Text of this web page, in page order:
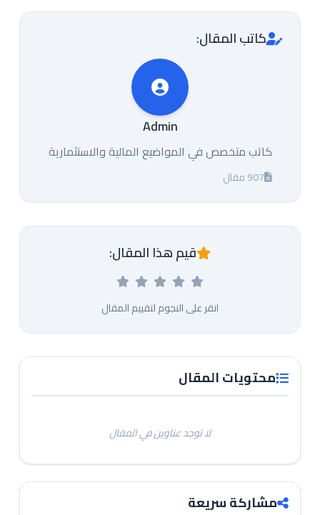
كاتب المقال:
Admin
كاتب متخصص في المواضيع المالية والاستثمارية
907 مقال
قيم هذا المقال:
انقر على النجوم لتقييم المقال
محتويات المقال
لا توجد عناوين في المقال
مشاركة سريعة